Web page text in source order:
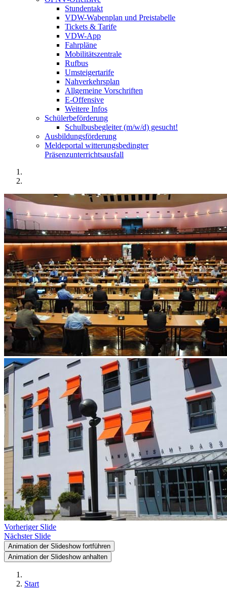
Stundentakt
VDW-Wabenplan und Preistabelle
Tickets & Tarife
VDW-App
Fahrpläne
Mobilitätszentrale
Rufbus
Umsteigertarife
Nahverkehrsplan
Allgemeine Vorschriften
E-Offensive
Weitere Infos
Schülerbeförderung
Schulbusbegleiter (m/w/d) gesucht!
Ausbildungsförderung
Meldeportal witterungsbedingter
Präsenzunterrichtsausfall
Vorheriger Slide
Nächster Slide
Animation der Slideshow fortführen
Animation der Slideshow anhalten
Start